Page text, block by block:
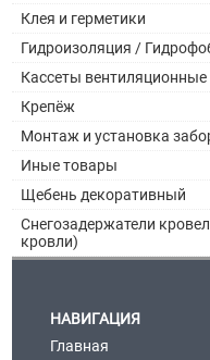
Клея и герметики
Гидроизоляция /
Кассеты вентиляционные
Крепёж
Монтаж и установка
Иные товары
Щебень декоративный
Снегозадержатели
кровли)
НАВИГАЦИЯ
Главная